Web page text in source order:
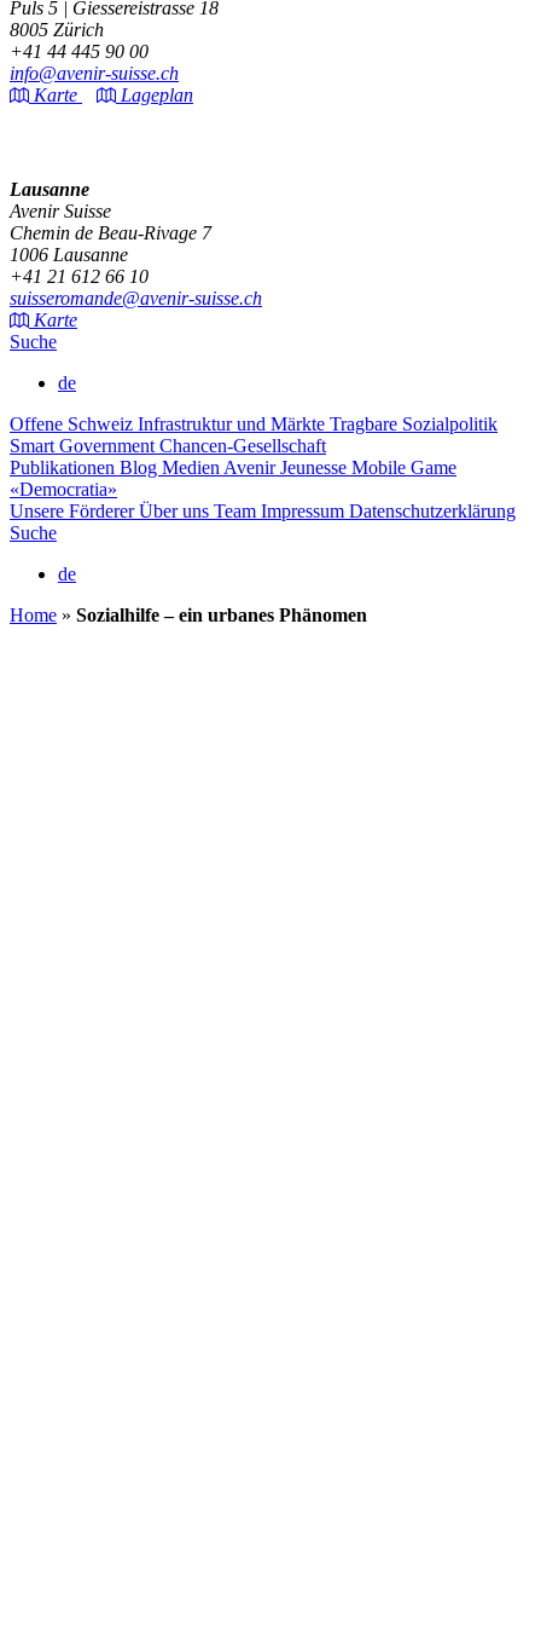
Puls 5 | Giessereistrasse 18
8005 Zürich
+41 44 445 90 00
info@avenir-suisse.ch
Karte
Lageplan
Lausanne
Avenir Suisse
Chemin de Beau-Rivage 7
1006 Lausanne
+41 21 612 66 10
suisseromande@avenir-suisse.ch
Karte
Suche
de
Offene Schweiz Infrastruktur und Märkte Tragbare Sozialpolitik
Smart Government Chancen-Gesellschaft
Publikationen Blog Medien Avenir Jeunesse Mobile Game
«Democratia»
Unsere FördererÜber uns Team Impressum Datenschutzerklärung
Suche
de
Home » Sozialhilfe – ein urbanes Phänomen